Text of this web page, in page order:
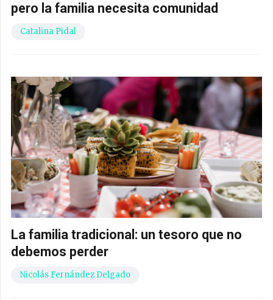
pero la familia necesita comunidad
Catalina Pidal
La familia tradicional: un tesoro que no
debemos perder
Nicolás Fernández Delgado